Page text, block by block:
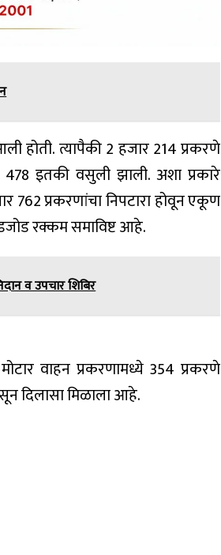
होती. त्यापैकी 2 हजार 214 प्रकरणे
इतकी वसुली झाली. अशा प्रकारे
762 प्रकरणांचा निपटारा होवून एकूण
रक्कम समाविष्ट आहे.
व उपचार शिबिर
वाहन प्रकरणामध्ये 354 प्रकरणे
दिलासा मिळाला आहे.